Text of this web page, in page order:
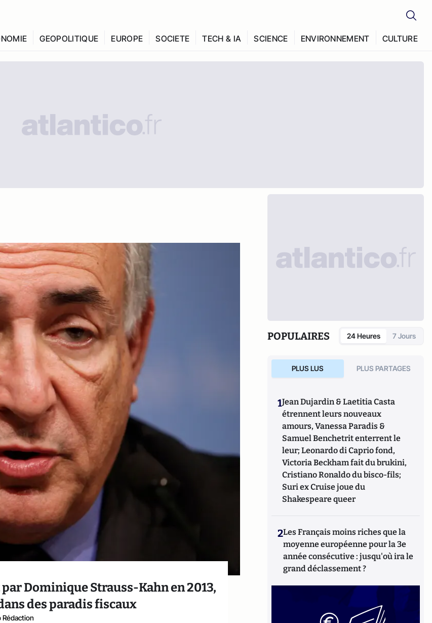
GEOPOLITIQUE EUROPE SOCIETE TECH & IA SCIENCE ENVIRONNEMENT CULTURE
Dominique Strauss-Kahn en 2013,
des paradis fiscaux
Rédaction
POPULAIRES 24 Heures 7 Jours
PLUS LUS PLUS PARTAGES
1Jean Dujardin & Laetitia Casta
étrennent leurs nouveaux
amours, Vanessa Paradis &
Samuel Benchetrit enterrent le
leur; Leonardo di Caprio fond,
Victoria Beckham fait du brukini,
Cristiano Ronaldo du bisco-fils;
Suri ex Cruise joue du
Shakespeare queer
2Les Français moins riches que la
moyenne européenne pour la 3e
année consécutive : jusqu'où ira le
grand déclassement ?